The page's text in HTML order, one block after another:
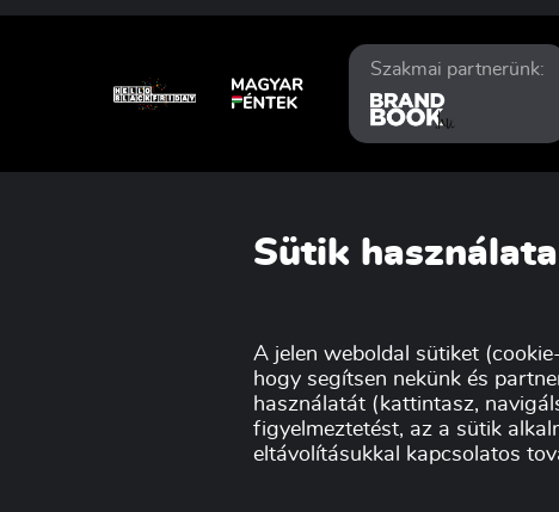
Sütik
A jelen weboldal sütiket
hogy segítsen nekünk és
használatát (kattintasz,
figyelmeztetést, az a sütik
eltávolításukkal kapcsolatos
Szakmai partnerünk: